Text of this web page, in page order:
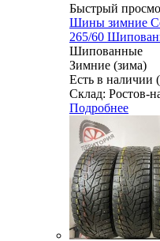
Быстрый
Шины зимние
265/60
Шипованные
Зимние (зима)
Есть в наличии
Склад: Ростов-
Подробнее